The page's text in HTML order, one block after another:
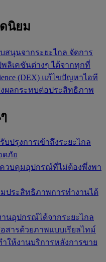
นิยม
สนุนจากระยะไกล จัดการ
ลิเคชันต่างๆ ได้จากทุกที่
(DEX) แก้ไขปัญหาไอที
ผลกระทบต่อประสิทธิภาพ
บปรุงการเข้าถึงระยะไกล
ดภัย
ควบคุมอุปกรณ์ที่ไม่ต้องพึ่งพา
มประสิทธิภาพการทำงานได้
านอุปกรณ์ได้จากระยะไกล
สารด้วยภาพแบบเรียลไทม์
ำให้งานบริการหลังการขาย